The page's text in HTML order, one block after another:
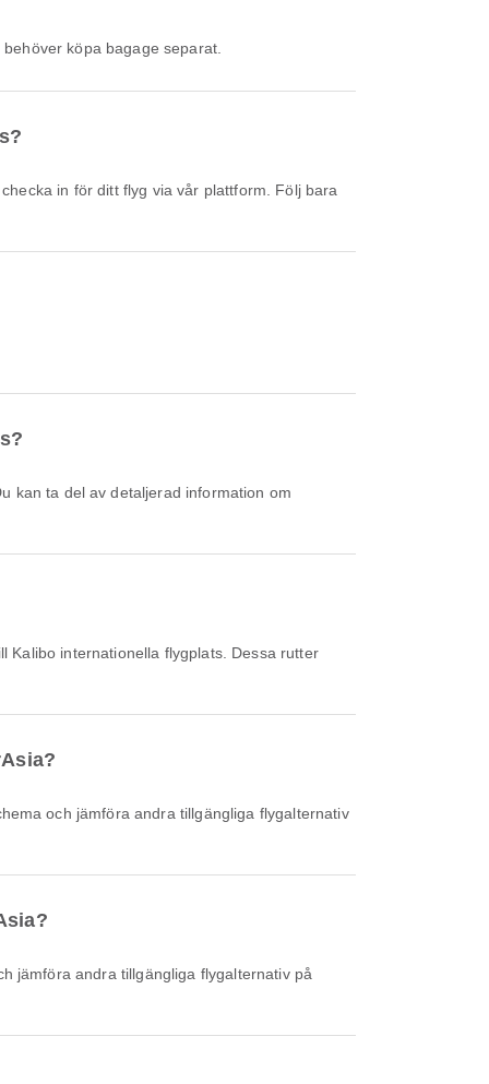
köpa bagage separat.
internationella flygplats. Dessa rutter